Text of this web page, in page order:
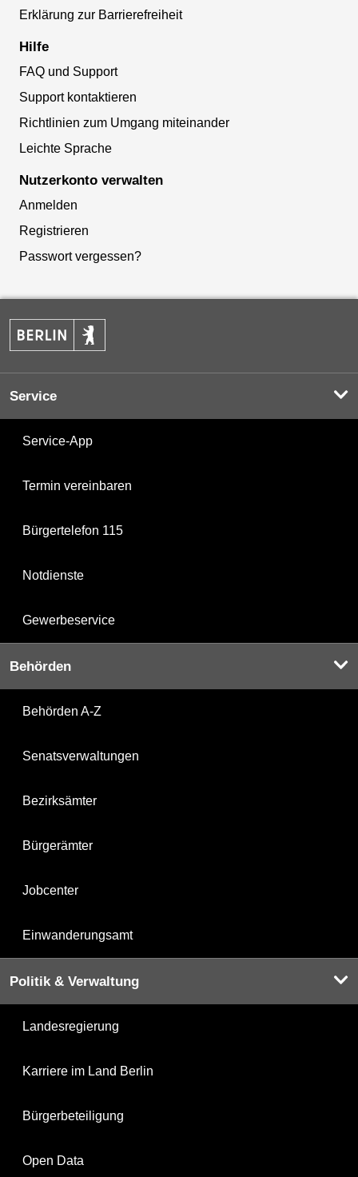
Erklärung zur Barrierefreiheit
Hilfe
FAQ und Support
Support kontaktieren
Richtlinien zum Umgang miteinander
Leichte Sprache
Nutzerkonto verwalten
Anmelden
Registrieren
Passwort vergessen?
Service
Service-App
Termin vereinbaren
Bürgertelefon 115
Notdienste
Gewerbeservice
Behörden
Behörden A-Z
Senatsverwaltungen
Bezirksämter
Bürgerämter
Jobcenter
Einwanderungsamt
Politik & Verwaltung
Landesregierung
Karriere im Land Berlin
Bürgerbeteiligung
Open Data